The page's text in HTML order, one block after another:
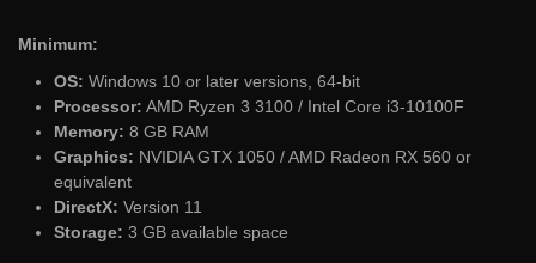
Minimum:
OS: Windows 10 or later versions, 64-bit
Processor: AMD Ryzen 3 3100 / Intel Core i3-10100F
Memory: 8 GB RAM
Graphics: NVIDIA GTX 1050 / AMD Radeon RX 560 or
equivalent
DirectX: Version 11
Storage: 3 GB available space